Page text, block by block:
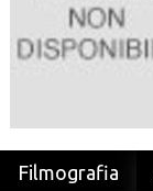
Filmografia